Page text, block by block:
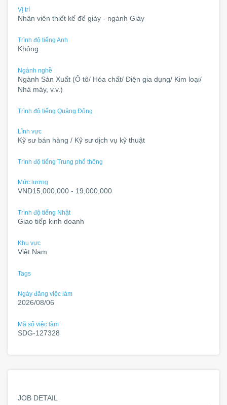
Vị trí
Nhân viên thiết kế đế giày - ngành Giày
Trình độ tiếng Anh
Không
Ngành nghề
Ngành Sản Xuất (Ô tô/ Hóa chất/ Điện gia dụng/ Kim loại/
Nhà máy, v.v.)
Trình độ tiếng Quảng Đông
Lĩnh vực
Kỹ sư bán hàng / Kỹ sư dịch vụ kỹ thuật
Trình độ tiếng Trung phổ thông
Mức lương
VND15,000,000 - 19,000,000
Trình độ tiếng Nhật
Giao tiếp kinh doanh
Khu vực
Việt Nam
Tags
Ngày đăng việc làm
2026/08/06
Mã số việc làm
SDG-127328
JOB DETAIL